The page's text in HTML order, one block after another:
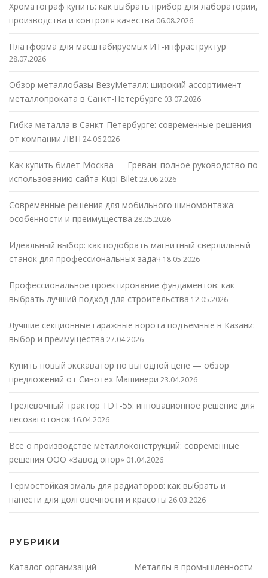
Хроматограф купить: как выбрать прибор для лаборатории,
производства и контроля качества 06.08.2026
Платформа для масштабируемых ИТ-инфраструктур
28.07.2026
Обзор металлобазы ВезуМеталл: широкий ассортимент
металлопроката в Санкт-Петербурге 03.07.2026
Гибка металла в Санкт-Петербурге: современные решения
от компании ЛВП 24.06.2026
Как купить билет Москва — Ереван: полное руководство по
использованию сайта Kupi Bilet23.06.2026
Современные решения для мобильного шиномонтажа:
особенности и преимущества 28.05.2026
Идеальный выбор: как подобрать магнитный сверлильный
станок для профессиональных задач 18.05.2026
Профессиональное проектирование фундаментов: как
выбрать лучший подход для строительства 12.05.2026
Лучшие секционные гаражные ворота подъемные в Казани:
выбор и преимущества 27.04.2026
Купить новый экскаватор по выгодной цене — обзор
предложений от Синотех Машинери 23.04.2026
Трелевочный трактор TDT-55: инновационное решение для
лесозаготовок 16.04.2026
Все о производстве металлоконструкций: современные
решения ООО «Завод опор» 01.04.2026
Термостойкая эмаль для радиаторов: как выбрать и
нанести для долговечности и красоты 26.03.2026
РУБРИКИ
Каталог организаций
Металлы в промышленности